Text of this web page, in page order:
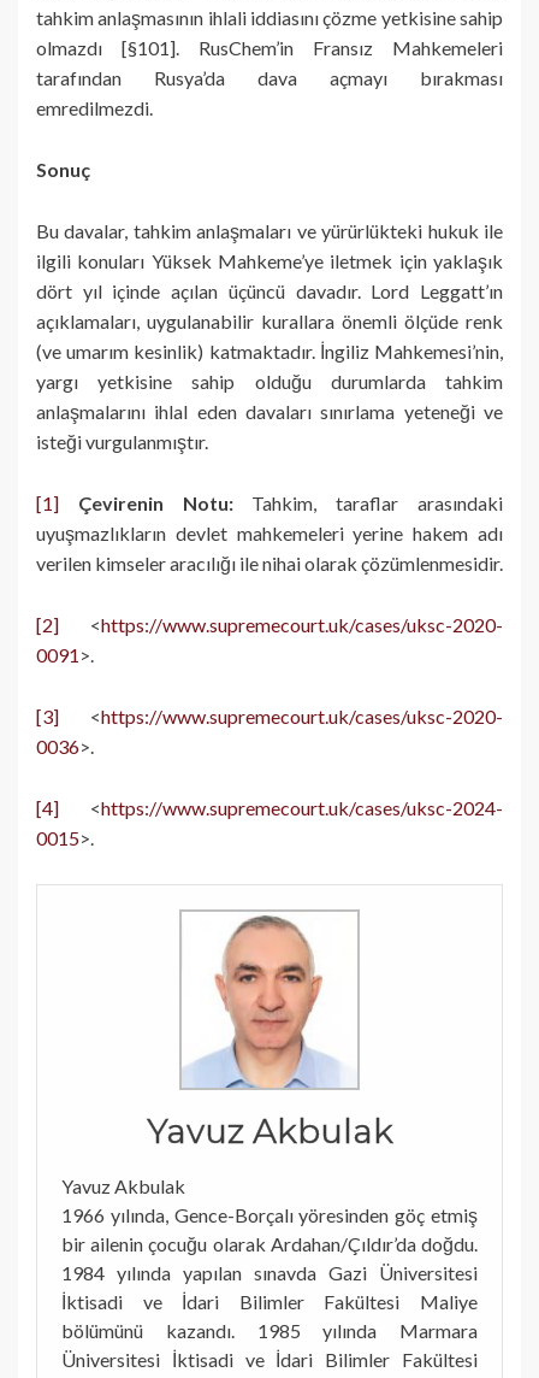
tahkim anlaşmasının ihlali iddiasını çözme yetkisine sahip
olmazdı [§101]. RusChem’in Fransız Mahkemeleri
tarafından Rusya’da dava açmayı bırakması
emredilmezdi.
Sonuç
Bu davalar, tahkim anlaşmaları ve yürürlükteki hukuk ile
ilgili konuları Yüksek Mahkeme’ye iletmek için yaklaşık
dört yıl içinde açılan üçüncü davadır. Lord Leggatt’ın
açıklamaları, uygulanabilir kurallara önemli ölçüde renk
(ve umarım kesinlik) katmaktadır. İngiliz Mahkemesi’nin,
yargı yetkisine sahip olduğu durumlarda tahkim
anlaşmalarını ihlal eden davaları sınırlama yeteneği ve
isteği vurgulanmıştır.
[1] Çevirenin Notu:Tahkim, taraflar arasındaki
uyuşmazlıkların devlet mahkemeleri yerine hakem adı
verilen kimseler aracılığı ile nihai olarak çözümlenmesidir.
[2] <https://www.supremecourt.uk/cases/uksc-2020-
0091 >.
[3] <https://www.supremecourt.uk/cases/uksc-2020-
0036>.
[4] <https://www.supremecourt.uk/cases/uksc-2024-
0015>.
Yavuz Akbulak
Yavuz Akbulak
1966 yılında, Gence-Borçalı yöresinden göç etmiş
bir ailenin çocuğu olarak Ardahan/Çıldır’da doğdu.
1984 yılında yapılan sınavda Gazi Üniversitesi
İktisadi ve İdari Bilimler Fakültesi Maliye
bölümünü kazandı. 1985 yılında Marmara
Üniversitesi İktisadi ve İdari Bilimler Fakültesi